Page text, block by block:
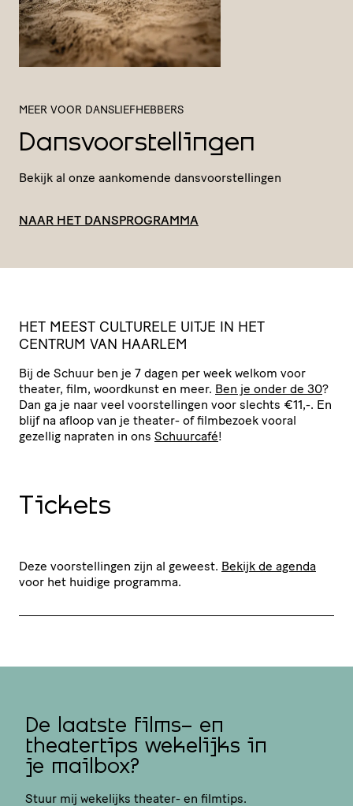
MEER VOOR DANSLIEFHEBBERS
Dansvoorstellingen
Bekijk al onze aankomende dansvoorstellingen
NAAR HET DANSPROGRAMMA
HET MEEST CULTURELE UITJE IN HET
CENTRUM VAN HAARLEM
Bij de Schuur ben je 7 dagen per week welkom voor
theater, film, woordkunst en meer. Ben je onder de 30?
Dan ga je naar veel voor­stel­lingen voor slechts €11,-. En
blijf na afloop van je theater- of filmbezoek vooral
gezellig napraten in ons Schuurcafé!
Tickets
Deze voorstellingen zijn al geweest. Bekijk de agenda
voor het huidige programma.
De laatste films- en
theatertips wekelijks in
je mailbox?
Stuur mij wekelijks theater- en filmtips.